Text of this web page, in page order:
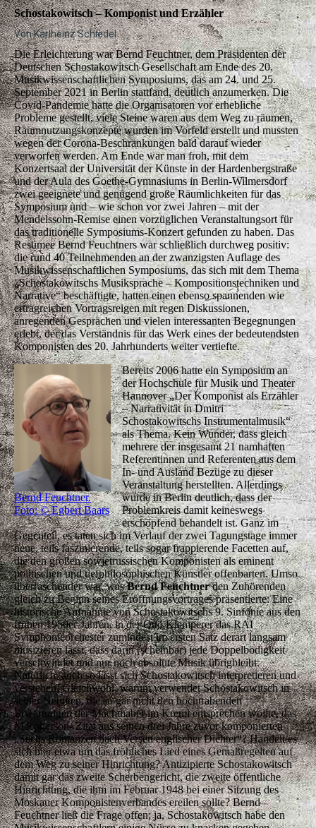
Schostakowitsch – Komponist und Erzähler
Von Karlheinz Schiedel
Die Erleichterung war Bernd Feuchtner, dem Präsidenten der
Deutschen Schostakowitsch Gesellschaft am Ende des 20.
Musikwissenschaftlichen Symposiums, das am 24. und 25.
September 2021 in Berlin stattfand, deutlich anzumerken. Die
Covid-Pandemie hatte die Organisatoren vor erhebliche
Probleme gestellt, viele Steine waren aus dem Weg zu räumen,
Raumnutzungskonzepte wurden im Vorfeld erstellt und mussten
wegen der Corona-Beschränkungen bald darauf wieder
verworfen werden. Am Ende war man froh, mit dem
Konzertsaal der Universität der Künste in der Hardenbergstraße
und der Aula des Goethe-Gymnasiums in Berlin-Wilmersdorf
zwei geeignete und genügend große Räumlichkeiten für das
Symposium und – wie schon vor zwei Jahren – mit der
Mendelssohn-Remise einen vorzüglichen Veranstaltungsort für
das traditionelle Symposiums-Konzert gefunden zu haben. Das
Resümee Bernd Feuchtners war schließlich durchweg positiv:
die rund 40 Teilnehmenden an der zwanzigsten Auflage des
Musikwissenschaftlichen Symposiums, das sich mit dem Thema
„Schostakowitschs Musiksprache – Kompositionstechniken und
Narrative“ beschäftigte, hatten einen ebenso spannenden wie
ertragreichen Vortragsreigen mit regen Diskussionen,
anregenden Gesprächen und vielen interessanten Begegnungen
erlebt, der das Verständnis für das Werk eines der bedeutendsten
Komponisten des 20. Jahrhunderts weiter vertiefte.
Bernd Feuchtner.
Foto: © Egbert Baars
Bereits 2006 hatte ein Symposium an
der Hochschule für Musik und Theater
Hannover „Der Komponist als Erzähler
– Narrativität in Dmitri
Schostakowitschs Instrumentalmusik“
als Thema. Kein Wunder, dass gleich
mehrere der insgesamt 21 namhaften
Referentinnen und Referenten aus dem
In- und Ausland Bezüge zu dieser
Veranstaltung herstellten. Allerdings
wurde in Berlin deutlich, dass der
Problemkreis damit keineswegs
erschöpfend behandelt ist. Ganz im
Gegenteil, es taten sich im Verlauf der zwei Tagungstage immer
neue, teils faszinierende, teils sogar frappierende Facetten auf,
die den großen sowjetrussischen Komponisten als eminent
politischen und tiefphilosophischen Künstler offenbarten. Umso
überraschender war, wasBernd Feuchtnerden Zuhörenden
gleich zu Beginn seines Eröffnungsvortrages präsentierte: Eine
historische Aufnahme von Schostakowitschs 9. Sinfonie aus den
frühen 1950er-Jahren, in der Otto Klemperer das RAI
Symphonieorchester zumindest im ersten Satz derart langsam
musizieren lässt, dass darin (scheinbar) jede Doppelbödigkeit
verschwindet und nur noch absolute Musik übrigbleibt.
Natürlich, auch so lässt sich Schostakowitsch interpretieren und
verstehen. Gleichwohl, warum verwendet Schostakowitsch in
seiner Neunten, die so gar nicht den hochtrabenden
Erwartungen der Machthaber im Kreml entsprechen wollte, das
Macpherson- Zitat aus seinen drei Jahre zuvor komponierten
„Sechs Romanzen nach Versen englischer Dichter“? Handelt es
sich hier etwa um das fröhliches Lied eines Gemaßregelten auf
dem Weg zu seiner Hinrichtung? Antizipierte Schostakowitsch
damit gar das zweite Scherbengericht, die zweite öffentliche
Hinrichtung, die ihm im Februar 1948 bei einer Sitzung des
Moskauer Komponistenverbandes ereilen sollte? Bernd
Feuchtner ließ die Frage offen; ja, Schostakowitsch habe den